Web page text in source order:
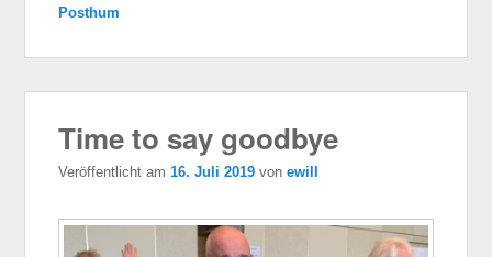
Posthum
Time to say goodbye
Veröffentlicht am16. Juli 2019 vonewill